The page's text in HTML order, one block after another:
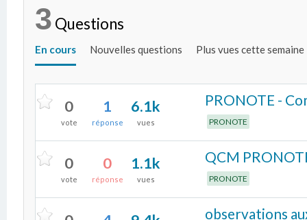
3 Questions
En cours Nouvelles questions Plus vues cette semaine
0
vote
1
réponse
6.1k
vues
PRONOTE -
PRONOTE
0
vote
0
réponse
1.1k
vues
QCM
PRONOTE
observations